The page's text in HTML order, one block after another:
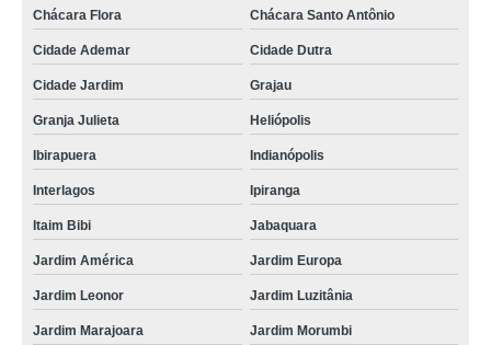
Chácara Flora Chácara Santo Antônio
Cidade Ademar Cidade Dutra
Cidade Jardim Grajau
Granja Julieta Heliópolis
Ibirapuera Indianópolis
Interlagos Ipiranga
Itaim Bibi Jabaquara
Jardim América Jardim Europa
Jardim Leonor Jardim Luzitânia
Jardim Marajoara Jardim Morumbi